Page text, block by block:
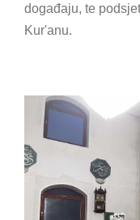
događaju, te
Kur'anu.